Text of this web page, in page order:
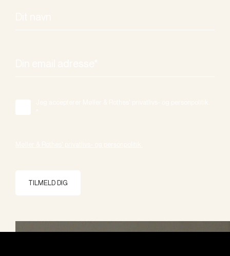
TILMELD DIG